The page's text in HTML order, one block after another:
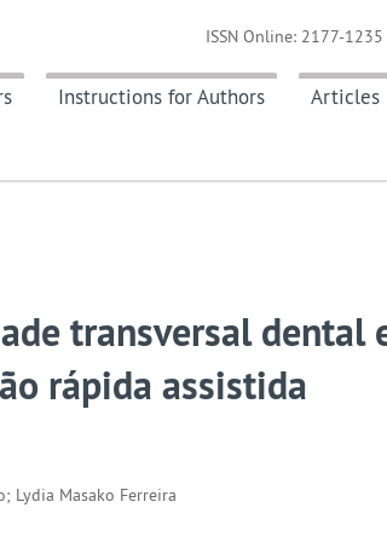
Instructions for Authors Articles
ISSN Online: 2177-
transversal dental
rápida assistida
Lydia Masako Ferreira